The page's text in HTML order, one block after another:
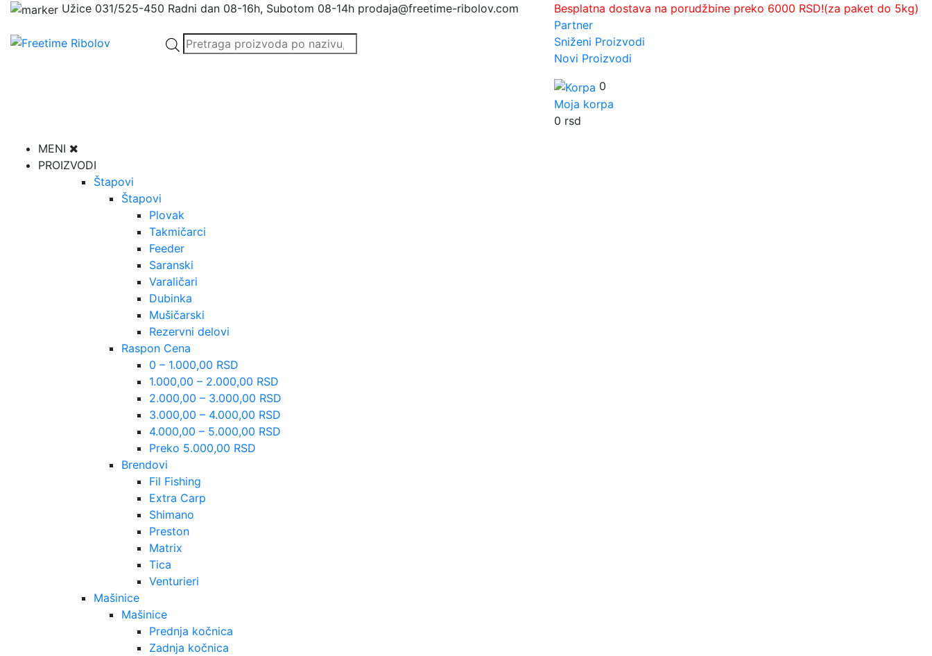
Užice 031/525-450 Radni dan 08-16h, Subotom 08-14h prodaja@freetime-ribolov.com
Besplatna dostava na porudžbine preko 6000 RSD!(za paket do 5kg)
Partner
Products
search
Sniženi Proizvodi
Novi Proizvodi
0
Moja korpa
0 rsd
MENI
PROIZVODI
Štapovi
Štapovi
Plovak
Takmičarci
Feeder
Saranski
Varaličari
Dubinka
Mušičarski
Rezervni delovi
Raspon Cena
0 – 1.000,00 RSD
1.000,00 – 2.000,00 RSD
2.000,00 – 3.000,00 RSD
3.000,00 – 4.000,00 RSD
4.000,00 – 5.000,00 RSD
Preko 5.000,00 RSD
Brendovi
Fil Fishing
Extra Carp
Shimano
Preston
Matrix
Tica
Venturieri
Mašinice
Mašinice
Prednja kočnica
Zadnja kočnica